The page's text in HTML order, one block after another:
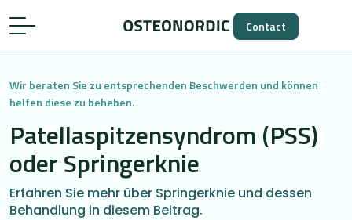
Contact
Wir beraten Sie zu entsprechenden Beschwerden und können
helfen diese zu beheben.
Patellaspitzensyndrom (PSS)
oder Springerknie
Erfahren Sie mehr über Springerknie und dessen
Behandlung in diesem Beitrag.